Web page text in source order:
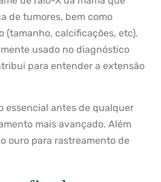
de tumores, bem como
(tamanho, calcificações, etc).
usado no diagnóstico
para entender a extensão
essencial antes de qualquer
mais avançado. Além
ouro para rastreamento de